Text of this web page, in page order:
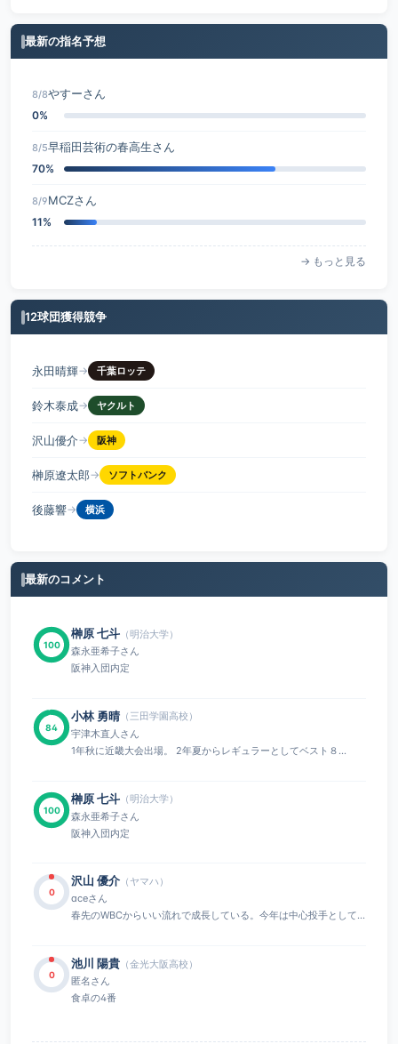
最新の指名予想
8/8やすーさん
0%
8/5早稲田芸術の春高生さん
70%
8/9MCZさん
11%
→ もっと見る
12球団獲得競争
永田晴輝→ 千葉ロッテ
鈴木泰成→ ヤクルト
沢山優介→ 阪神
榊原遼太郎→ ソフトバンク
後藤響→ 横浜
最新のコメント
100
榊原 七斗 （明治大学）
森永亜希子さん
阪神入団内定
84
小林 勇晴 （三田学園高校）
宇津木直人さん
1年秋に近畿大会出場。 2年夏からレギュラーとしてベスト８...
100
榊原 七斗 （明治大学）
森永亜希子さん
阪神入団内定
0
沢山 優介 （ヤマハ）
aceさん
春先のWBCからいい流れで成長している。今年は中心投手として...
0
池川 陽貴 （金光大阪高校）
匿名さん
食卓の4番